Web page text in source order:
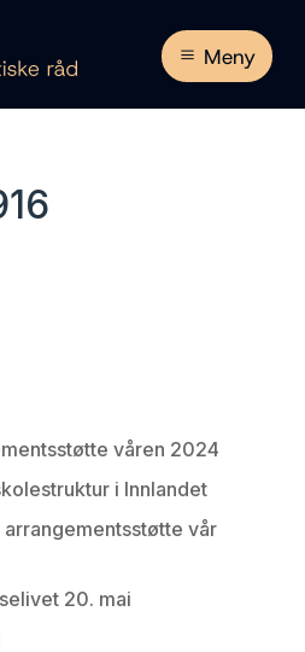
Meny
våren 2024
i Innlandet
arrangementsstøtte vår
20. mai